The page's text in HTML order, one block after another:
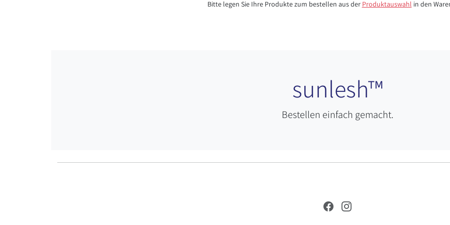
Bitte legen Sie Ihre Produkte zum bestellen aus der Produktauswahl in den
sunlesh™
Bestellen einfach gemacht.